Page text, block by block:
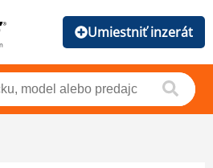
Umiestniť inzerát